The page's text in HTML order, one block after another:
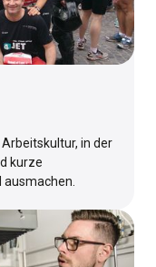
in der
kurze